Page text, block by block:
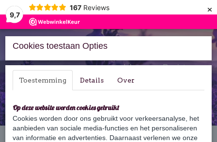
9,7
167 Reviews ×
Inloggen Registreren
Home › Zeep › Zeep vormen › Hartjes zeep Lavendel
Cookies toestaan Opties
Toestemming Details Over
Op deze website worden cookies gebruikt
Cookies worden door ons gebruikt voor verkeersanalyse, het
aanbieden van sociale media-functies en het personaliseren
van informatie en advertenties. Daarnaast verlenen we onze